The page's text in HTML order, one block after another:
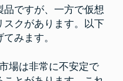
ですが、一方で仮想
クがあります。以下
みます。
場は非常に不安定で